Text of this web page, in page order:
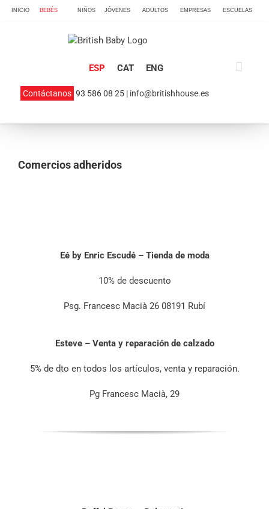
SkipINICIO BEBÉS NIÑOS JÓVENES ADULTOS EMPRESAS ESCUELAS
ESP CAT ENG
Contáctanos 93 586 08 25 | info@britishhouse.es
Comercios adheridos
Eé by Enric Escudé – Tienda de moda
10% de descuento
Psg. Francesc Macià 26 08191 Rubí
Esteve – Venta y reparación de calzado
5% de dto en todos los artículos, venta y reparación.
Pg Francesc Macià, 29